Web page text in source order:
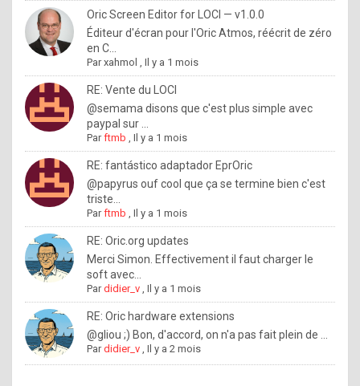
o
u
w
a
n
t
o
n
o
w
h
o
w
o
Oric Screen Editor for LOCI — v1.0.0
Éditeur d'écran pour l'Oric Atmos, réécrit de zéro
en C...
Parxahmol ,Il y a 1 mois
RE: Vente du LOCI
@semama disons que c'est plus simple avec
paypal sur ...
Parftmb ,Il y a 1 mois
RE: fantástico adaptador EprOric
@papyrus ouf cool que ça se termine bien c'est
triste...
Parftmb ,Il y a 1 mois
RE: Oric.org updates
Merci Simon. Effectivement il faut charger le
soft avec...
Pardidier_v ,Il y a 1 mois
RE: Oric hardware extensions
@gliou ;) Bon, d'accord, on n'a pas fait plein de ...
Pardidier_v ,Il y a 2 mois